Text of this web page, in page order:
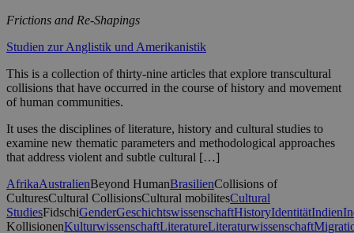
Frictions and Re-Shapings
Studien zur Anglistik und Amerikanistik
This is a collection of thirty-nine articles that explore transcultural
collisions that have occurred in the course of history and movement
of human communities.
It uses the disciplines of literature, history and cultural studies to
examine new thematic parameters and methodological approaches
that address violent and subtle cultural […]
AfrikaAustralienBeyond HumanBrasilienCollisions of
CulturesCultural CollisionsCultural mobilitesCultural
StudiesFidschiGenderGeschichtswissenschaftHistoryIdentitätIndien
KollisionenKulturwissenschaftLiteratureLiteraturwissenschaft